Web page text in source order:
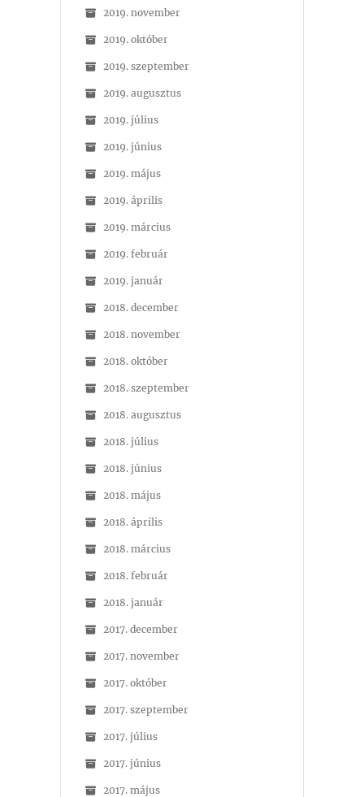
2019. november
2019. október
2019. szeptember
2019. augusztus
2019. július
2019. június
2019. május
2019. április
2019. március
2019. február
2019. január
2018. december
2018. november
2018. október
2018. szeptember
2018. augusztus
2018. július
2018. június
2018. május
2018. április
2018. március
2018. február
2018. január
2017. december
2017. november
2017. október
2017. szeptember
2017. július
2017. június
2017. május